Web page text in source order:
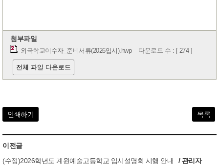
첨부파일
외국학교이수자_준비서류(2026입시).hwp다운로드 수 : [ 274 ]
전체 파일 다운로드
인쇄하기 목록
이전글
(수정)2026학년도 계원예술고등학교 입시설명회 시행 안내
/ 관리자